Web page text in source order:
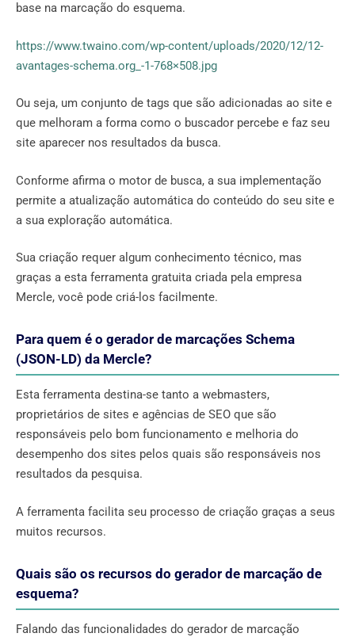
base na marcação do esquema.
https://www.twaino.com/wp-content/uploads/2020/12/12-
avantages-schema.org_-1-768×508.jpg
Ou seja, um conjunto de tags que são adicionadas ao site e
que melhoram a forma como o buscador percebe e faz seu
site aparecer nos resultados da busca.
Conforme afirma o motor de busca, a sua implementação
permite a atualização automática do conteúdo do seu site e
a sua exploração automática.
Sua criação requer algum conhecimento técnico, mas
graças a esta ferramenta gratuita criada pela empresa
Mercle, você pode criá-los facilmente.
Para quem é o gerador de marcações Schema
(JSON-LD) da Mercle?
Esta ferramenta destina-se tanto a webmasters,
proprietários de sites e agências de SEO que são
responsáveis ​​pelo bom funcionamento e melhoria do
desempenho dos sites pelos quais são responsáveis ​​nos
resultados da pesquisa.
A ferramenta facilita seu processo de criação graças a seus
muitos recursos.
Quais são os recursos do gerador de marcação de
esquema?
Falando das funcionalidades do gerador de marcação